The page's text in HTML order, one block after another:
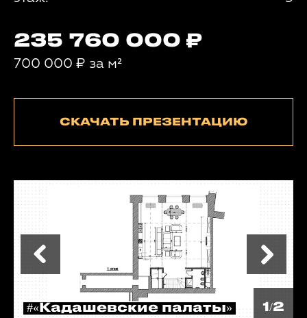
235 760 000
700 000 ₽ за м²
СКАЧАТЬ ПРЕЗЕНТАЦИЮ
#«Кадашевские палаты» 1/2